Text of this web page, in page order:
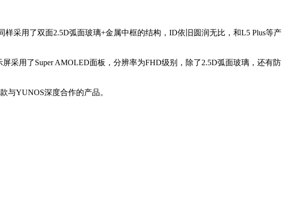
采用了双面2.5D弧面玻璃+金属中框的结构，ID依旧圆润无比，和L5 Plus等产
屏采用了Super AMOLED面板，分辨率为FHD级别，除了2.5D弧面玻璃，还有防
与YUNOS深度合作的产品。